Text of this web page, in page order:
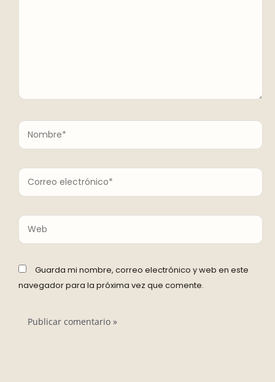
Nombre*
Correo
Web
Guarda mi nombre, correo electrónico y web en este
navegador para la próxima vez que comente.